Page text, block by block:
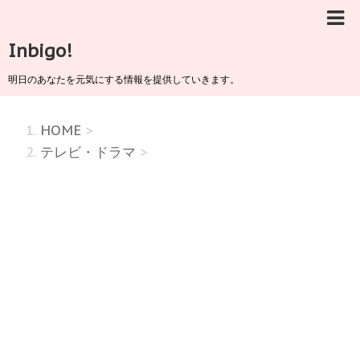
Inbigo!
明日のあなたを元気にする情報を提供していきます。
HOME >
テレビ・ドラマ >